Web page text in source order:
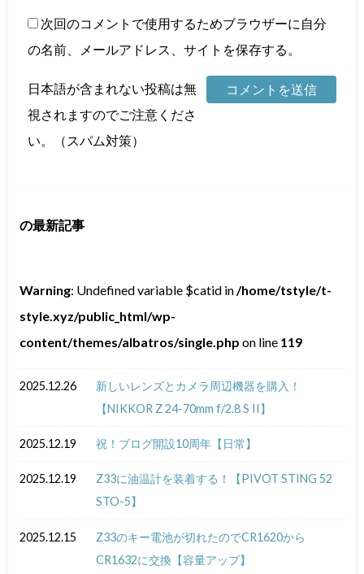
次回のコメントで使用するためブラウザーに自分
の名前、メールアドレス、サイトを保存する。
日本語が含まれない投稿は無
視されますのでご注意くださ
い。（スパム対策）
の最新記事
Warning: Undefined variable $catid in /home/tstyle/t-
style.xyz/public_html/wp-
content/themes/albatros/single.php on line 119
2025.12.26
新しいレンズとカメラ周辺機器を購入！
【NIKKOR Z 24-70mm f/2.8 S II】
2025.12.19 祝！ブログ開設10周年【日常】
2025.12.19
Z33に油温計を装着する！【PIVOT STING 52
STO-5】
2025.12.15
Z33のキー電池が切れたのでCR1620から
CR1632に交換【容量アップ】